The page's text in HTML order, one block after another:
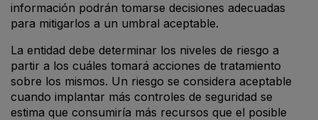
información podrán tomarse decisiones adecuadas
para mitigarlos a un umbral aceptable.
La entidad debe determinar los niveles de riesgo a
partir a los cuáles tomará acciones de tratamiento
sobre los mismos. Un riesgo se considera aceptable
cuando implantar más controles de seguridad se
estima que consumiría más recursos que el posible